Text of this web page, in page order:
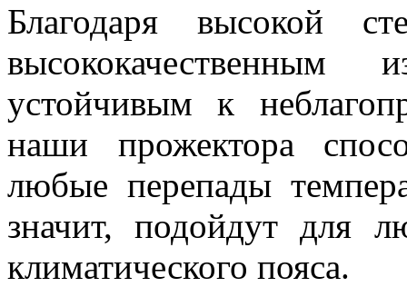
Благодаря высокой
высококачественным
устойчивым к
наши прожектора
любые перепады
значит, подойдут для
климатического пояса.